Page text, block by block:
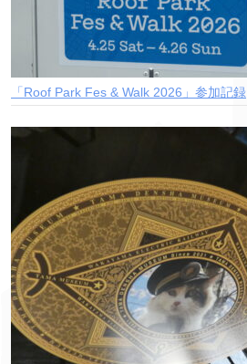
「Roof Park Fes & Walk 2026」参加記録